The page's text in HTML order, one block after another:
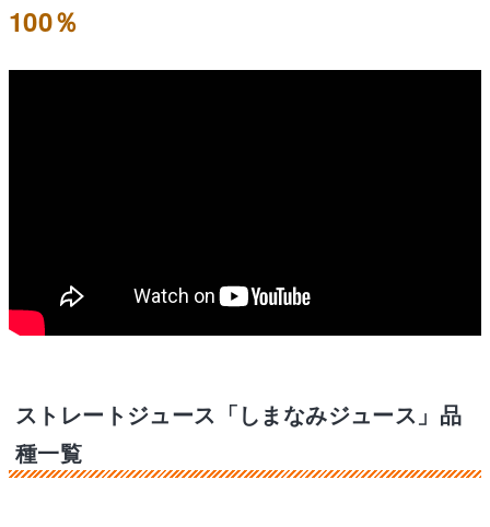
100％
ストレートジュース「しまなみジュース」品
種一覧